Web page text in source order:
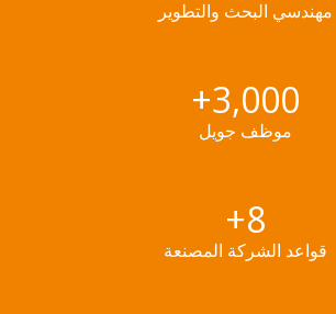
مهندسي البحث والتطوير
3,000
+
موظف جويل
8
+
قواعد الشركة المصنعة